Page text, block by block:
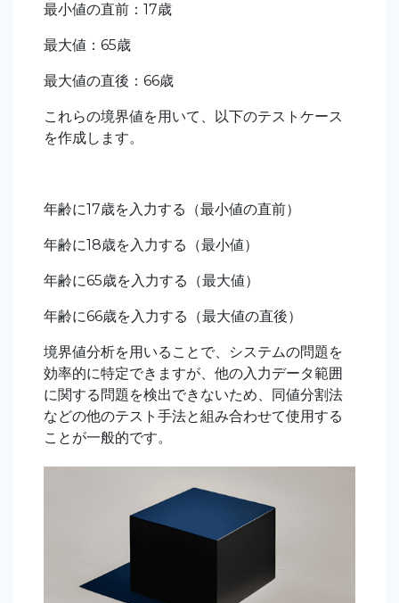
最小値の直前：17歳
最大値：65歳
最大値の直後：66歳
これらの境界値を用いて、以下のテストケース
を作成します。
年齢に17歳を入力する（最小値の直前）
年齢に18歳を入力する（最小値）
年齢に65歳を入力する（最大値）
年齢に66歳を入力する（最大値の直後）
境界値分析を用いることで、システムの問題を
効率的に特定できますが、他の入力データ範囲
に関する問題を検出できないため、同値分割法
などの他のテスト手法と組み合わせて使用する
ことが一般的です。